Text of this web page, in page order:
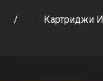
Картриджи